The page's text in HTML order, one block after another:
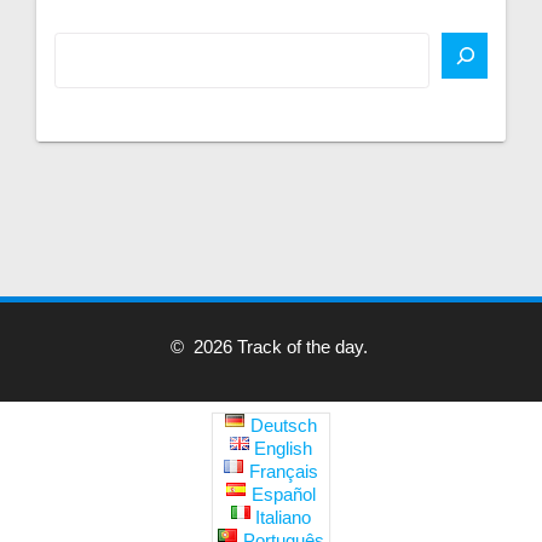
© 2026 Track of the day.
Deutsch
English
Français
Español
Italiano